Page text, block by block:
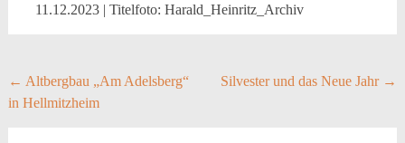
11.12.2023 | Titelfoto: Harald_Heinritz_Archiv
Post
navigation
← Altbergbau „Am Adelsberg“
in Hellmitzheim
Silvester und das Neue Jahr →